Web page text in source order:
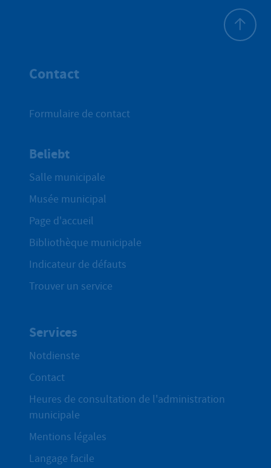
Contact
Formulaire de contact
Beliebt
Salle municipale
Musée municipal
Page d'accueil
Bibliothèque municipale
Indicateur de défauts
Trouver un service
Services
Notdienste
Contact
Heures de consultation de l'administration
municipale
Mentions légales
Langage facile